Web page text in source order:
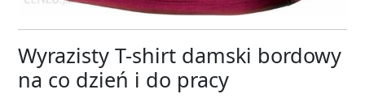
Wyrazisty T-shirt damski bordowy
na co dzień i do pracy